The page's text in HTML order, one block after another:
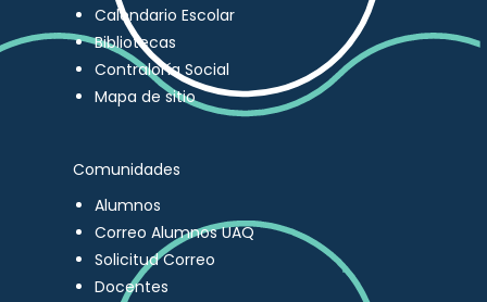
Calendario Escolar
Bibliotecas
Contraloría Social
Mapa de sitio
Comunidades
Alumnos
Correo Alumnos UAQ
Solicitud Correo
Docentes